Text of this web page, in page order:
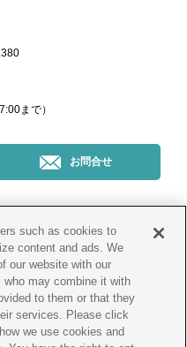
まで）
お問合せ
such as cookies to
content and ads. We
our website with our
may combine it with
to them or that they
services. Please click
we use cookies and